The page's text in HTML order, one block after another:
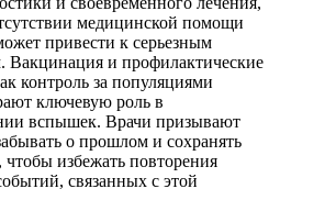
медицинской помощи
привести к серьезным
Вакцинация и профилактические
контроль за популяциями
ключевую роль в
вспышек. Врачи призывают
о прошлом и сохранять
чтобы избежать повторения
связанных с этой